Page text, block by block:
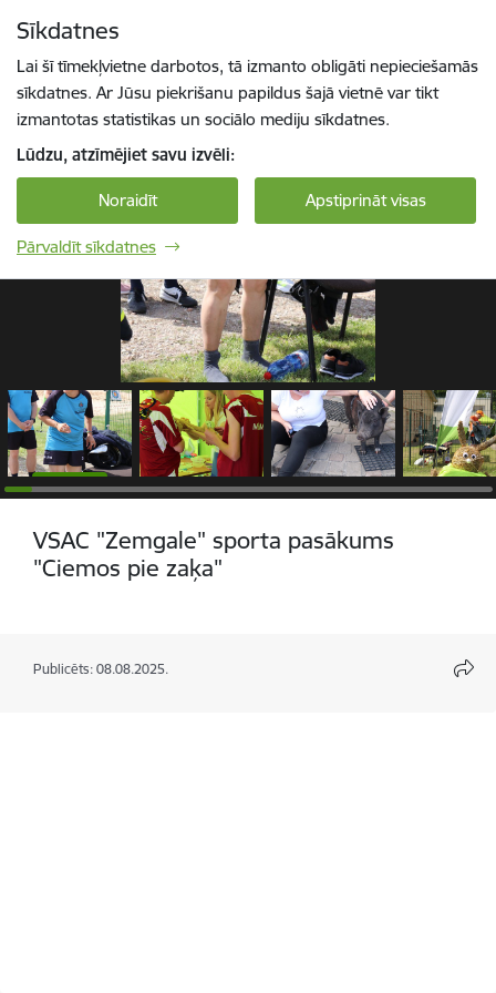
Sīkdatnes
Lai šī tīmekļvietne darbotos, tā izmanto obligāti nepieciešamās
sīkdatnes. Ar Jūsu piekrišanu papildus šajā vietnē var tikt
izmantotas statistikas un sociālo mediju sīkdatnes.
Lūdzu, atzīmējiet savu izvēli:
Noraidīt Apstiprināt visas
Pārvaldīt sīkdatnes
1 / 64
VSAC "Zemgale" sporta pasākums
"Ciemos pie zaķa"
Publicēts: 08.08.2025.